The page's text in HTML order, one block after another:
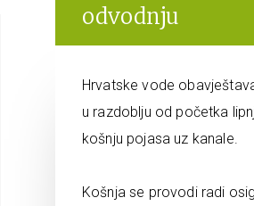
odvodnju
Hrvatske vode
u razdoblju od početka
košnju pojasa uz kanale.
Košnja se provodi radi